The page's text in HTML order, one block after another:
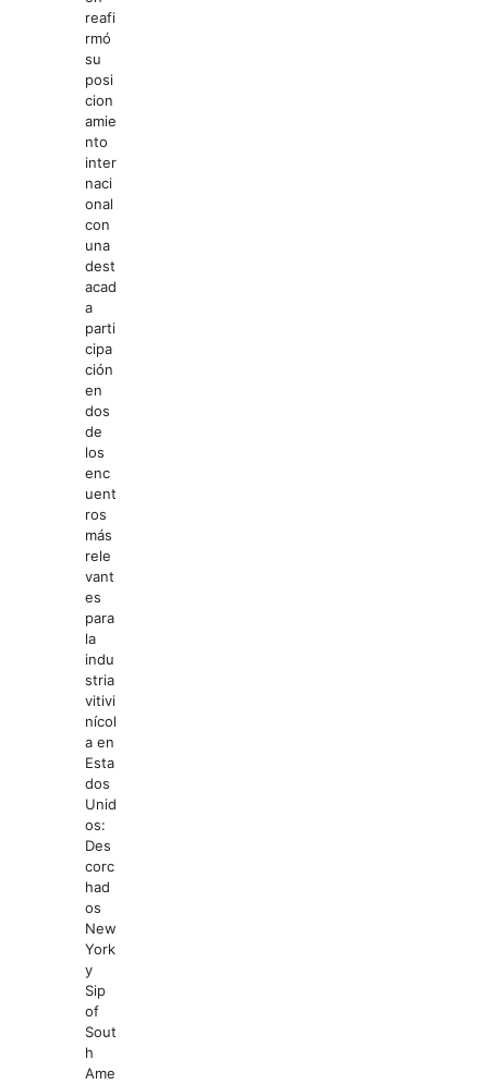
reafi
rmó
su
posi
cion
amie
nto
inter
naci
onal
con
una
dest
acad
a
parti
cipa
ción
en
dos
de
los
enc
uent
ros
más
rele
vant
es
para
la
indu
stria
vitivi
nícol
a en
Esta
dos
Unid
os:
Des
corc
had
os
New
York
y
Sip
of
Sout
h
Ame